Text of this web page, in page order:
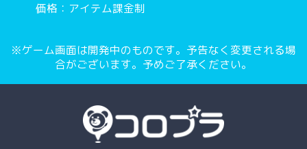
価格：アイテム課金制
※ゲーム画面は開発中のものです。予告なく変更される場
合がございます。予めご了承ください。